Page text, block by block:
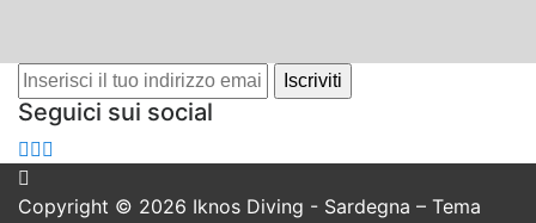
Seguici sui social
Copyright © 2026 Iknos Diving - Sardegna – Tema